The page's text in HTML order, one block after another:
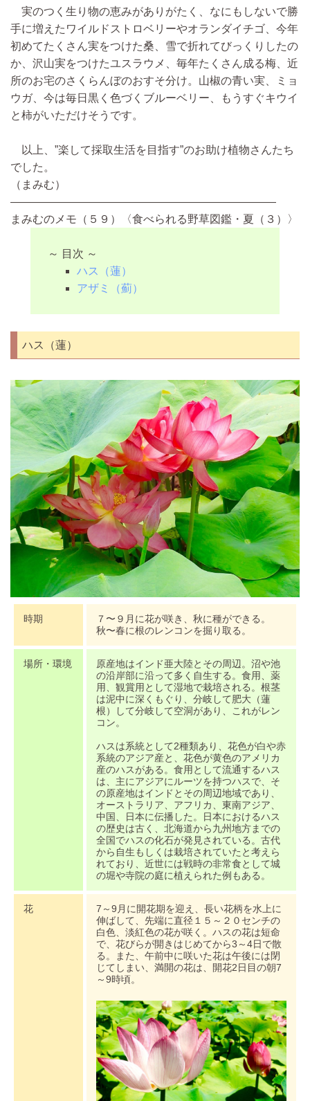
実のつく生り物の恵みがありがたく、なにもしないで勝
手に増えたワイルドストロベリーやオランダイチゴ、今年
初めてたくさん実をつけた桑、雪で折れてびっくりしたの
か、沢山実をつけたユスラウメ、毎年たくさん成る梅、近
所のお宅のさくらんぼのおすそ分け。山椒の青い実、ミョ
ウガ、今は毎日黒く色づくブルーベリー、もうすぐキウイ
と柿がいただけそうです。
以上、”楽して採取生活を目指す”のお助け植物さんたち
でした。
（まみむ）
————————————————————————
まみむのメモ（５９）〈食べられる野草図鑑・夏（３）〉
～ 目次 ～
ハス（蓮）
アザミ（薊）
ハス（蓮）
時期
７〜９月に花が咲き、秋に種ができる。
秋〜春に根のレンコンを掘り取る。
場所・環境
原産地はインド亜大陸とその周辺。沼や池
の沿岸部に沿って多く自生する。食用、薬
用、観賞用として湿地で栽培される。根茎
は泥中に深くもぐり、分岐して肥大（蓮
根）して分岐して空洞があり、これがレン
コン。
ハスは系統として2種類あり、花色が白や赤
系統のアジア産と、花色が黄色のアメリカ
産のハスがある。食用として流通するハス
は、主にアジアにルーツを持つハスで、そ
の原産地はインドとその周辺地域であり、
オーストラリア、アフリカ、東南アジア、
中国、日本に伝播した。日本におけるハス
の歴史は古く、北海道から九州地方までの
全国でハスの化石が発見されている。古代
から自生もしくは栽培されていたと考えら
れており、近世には戦時の非常食として城
の堀や寺院の庭に植えられた例もある。
花
7～9月に開花期を迎え、長い花柄を水上に
伸ばして、先端に直径１５～２０センチの
白色、淡紅色の花が咲く。ハスの花は短命
で、花びらが開きはじめてから3～4日で散
る。また、午前中に咲いた花は午後には閉
じてしまい、満開の花は、開花2日目の朝7
～9時頃。